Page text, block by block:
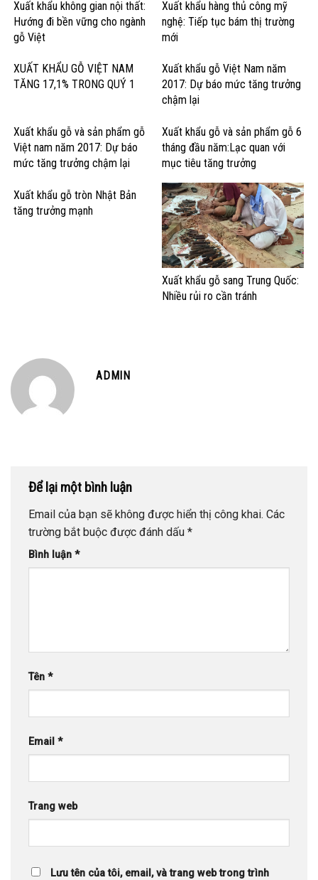
Xuất khẩu không gian nội thất:
Hướng đi bền vững cho ngành
gỗ Việt
Xuất khẩu hàng thủ công mỹ
nghệ: Tiếp tục bám thị trường
mới
XUẤT KHẨU GỖ VIỆT NAM
TĂNG 17,1% TRONG QUÝ 1
Xuất khẩu gỗ Việt Nam năm
2017: Dự báo mức tăng trưởng
chậm lại
Xuất khẩu gỗ và sản phẩm gỗ
Việt nam năm 2017: Dự báo
mức tăng trưởng chậm lại
Xuất khẩu gỗ và sản phẩm gỗ 6
tháng đầu năm:Lạc quan với
mục tiêu tăng trưởng
Xuất khẩu gỗ tròn Nhật Bản
tăng trưởng mạnh
Xuất khẩu gỗ sang Trung Quốc:
Nhiều rủi ro cần tránh
ADMIN
Để lại một bình luận
Email của bạn sẽ không được hiển thị công khai. Các
trường bắt buộc được đánh dấu *
Bình luận *
Tên *
Email *
Trang web
Lưu tên của tôi, email, và trang web trong trình